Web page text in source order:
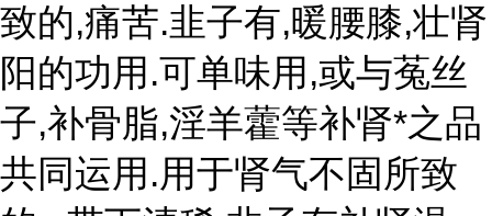
致的,痛苦.韭子有,暖腰膝,壮肾
阳的功用.可单味用,或与菟丝
子,补骨脂,淫羊藿等补肾*之品
共同运用.用于肾气不固所致